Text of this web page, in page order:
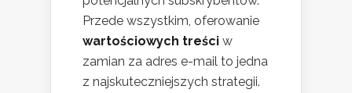
Przede wszystkim, oferowanie
wartościowych treści w
zamian za adres e-mail to jedna
z najskuteczniejszych strategii.